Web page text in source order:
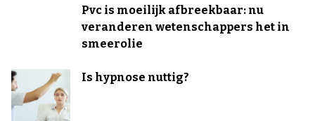
Pvc is moeilijk afbreekbaar: nu
veranderen wetenschappers het in
smeerolie
Is hypnose nuttig?